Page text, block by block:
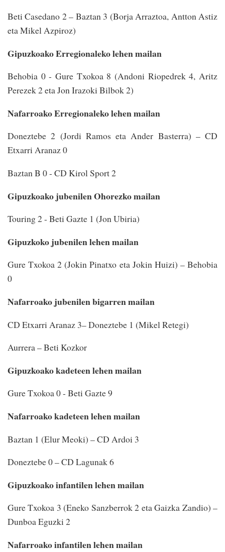
Beti Casedano 2 – Baztan 3 (Borja Arraztoa, Antton Astiz
eta Mikel Azpiroz)
Gipuzkoako Erregionaleko lehen mailan
Behobia 0 - Gure Txokoa 8 (Andoni Riopedrek 4, Aritz
Perezek 2 eta Jon Irazoki Bilbok 2)
Nafarroako Erregionaleko lehen mailan
Doneztebe 2 (Jordi Ramos eta Ander Basterra) – CD
Etxarri Aranaz 0
Baztan B 0 - CD Kirol Sport 2
Gipuzkoako jubenilen Ohorezko mailan
Touring 2 - Beti Gazte 1 (Jon Ubiria)
Gipuzkoko jubenilen lehen mailan
Gure Txokoa 2 (Jokin Pinatxo eta Jokin Huizi) – Behobia
0
Nafarroako jubenilen bigarren mailan
CD Etxarri Aranaz 3– Doneztebe 1 (Mikel Retegi)
Aurrera – Beti Kozkor
Gipuzkoako kadeteen lehen mailan
Gure Txokoa 0 - Beti Gazte 9
Nafarroako kadeteen lehen mailan
Baztan 1 (Elur Meoki) – CD Ardoi 3
Doneztebe 0 – CD Lagunak 6
Gipuzkoako infantilen lehen mailan
Gure Txokoa 3 (Eneko Sanzberrok 2 eta Gaizka Zandio) –
Dunboa Eguzki 2
Nafarroako infantilen lehen mailan